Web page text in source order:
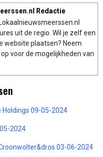
Redactie
uit de regio. Wil je zelf een
website plaatsen? Neem
voor de mogelijkheden van
09-05-2024
2024
03-06-2024